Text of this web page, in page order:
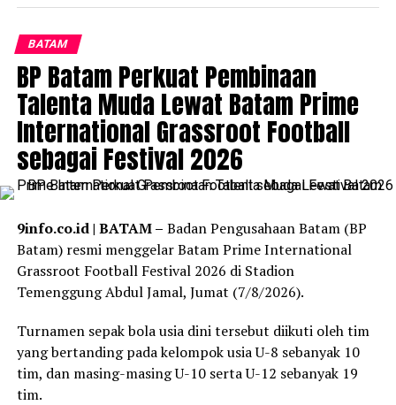
menyimpan uang di bank,” ujarnya.
Setelah melalui proses panjang, akhirnya dana NS
dikembalikan sepenuhnya ke rekeningnya. Keberhasilan
ini menjadi bukti bahwa perjuangan hukum dapat
membela hak-hak nasabah yang merasa dirugikan (DN)
Pembaca : 523
UP NEXT
Deputi IV BP Batam Tinjau Progres Pembangunan Rumah
Baru Warga Rempang di Tanjung Banon
Terima Sertifikat Hak Milik, Warga Rempang Apresiasi
Komitmen Presiden Prabowo dan BP Batam
BATAM
BP Batam Perkuat Pembinaan
Talenta Muda Lewat Batam Prime
International Grassroot Football
sebagai Festival 2026
9info.co.id | BATAM – Badan Pengusahaan Batam (BP
Batam) resmi menggelar Batam Prime International
Grassroot Football Festival 2026 di Stadion
Temenggung Abdul Jamal, Jumat (7/8/2026).
Turnamen sepak bola usia dini tersebut diikuti oleh tim
yang bertanding pada kelompok usia U-8 sebanyak 10
tim, dan masing-masing U-10 serta U-12 sebanyak 19
tim.